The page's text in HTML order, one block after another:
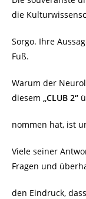
die
Sorgo. Ihre
Fuß.
Warum der
diesem „CLUB 2“
nommen hat, ist
Viele seiner
Fragen und
den Eindruck,